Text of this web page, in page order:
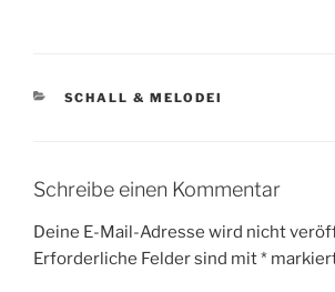
KATEGORIEN
SCHALL & MELODEI
Schreibe einen Kommentar
Deine E-Mail-Adresse wird nicht
Erforderliche Felder sind mit*